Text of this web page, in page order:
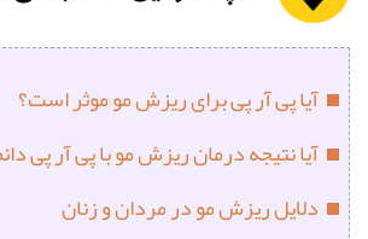
آیا پی آر پی برای ریزش مو موثر است؟
آیا نتیجه درمان ریزش مو با پی آر پی
دلایل ریزش مو در مردان و زنان